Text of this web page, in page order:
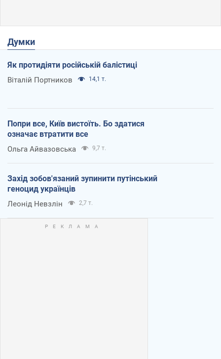
Думки
Як протидіяти російській балістиці
Віталій Портников 14,1 т.
Попри все, Київ вистоїть. Бо здатися
означає втратити все
Ольга Айвазовська 9,7 т.
Захід зобов'язаний зупинити путінський
геноцид українців
Леонід Невзлін 2,7 т.